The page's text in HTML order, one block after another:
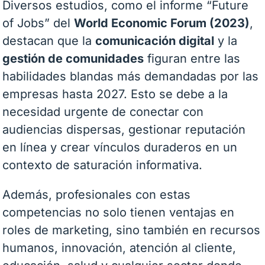
Diversos estudios, como el informe “Future
of Jobs” delWorld Economic Forum (2023),
destacan que lacomunicación digital y la
gestión de comunidades figuran entre las
habilidades blandas más demandadas por las
empresas hasta 2027. Esto se debe a la
necesidad urgente de conectar con
audiencias dispersas, gestionar reputación
en línea y crear vínculos duraderos en un
contexto de saturación informativa.
Además, profesionales con estas
competencias no solo tienen ventajas en
roles de marketing, sino también en recursos
humanos, innovación, atención al cliente,